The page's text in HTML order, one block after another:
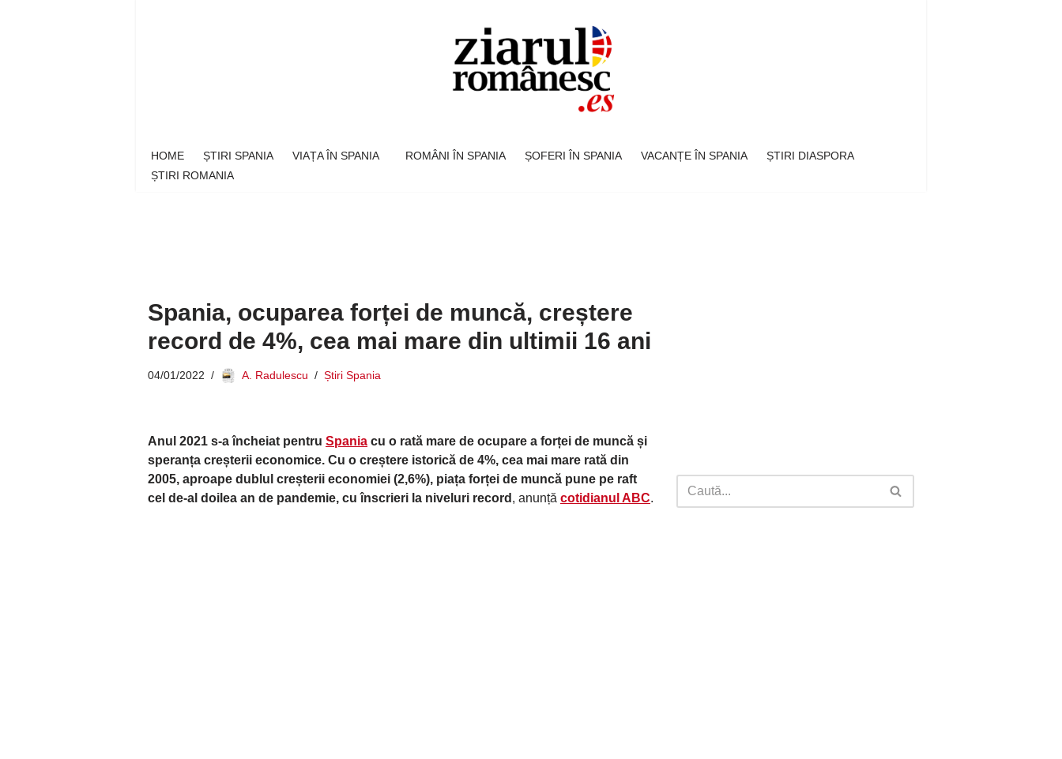
HOME ȘTIRI SPANIA VIAȚA ÎN SPANIA ROMÂNI ÎN SPANIA ȘOFERI ÎN SPANIA VACANȚE ÎN SPANIA
ȘTIRI DIASPORA
ȘTIRI ROMANIA
Spania, ocuparea forței de muncă, creștere
record de 4%, cea mai mare din ultimii 16 ani
04/01/2022 A. Radulescu Știri Spania
Anul 2021 s-a încheiat pentru Spania cu o rată mare de ocupare a forței de muncă și
speranța creșterii economice. Cu o creștere istorică de 4%, cea mai mare rată din
2005, aproape dublul creșterii economiei (2,6%), piața forței de muncă pune pe raft
cel de-al doilea an de pandemie, cu înscrieri la niveluri record , anunță cotidianul ABC.